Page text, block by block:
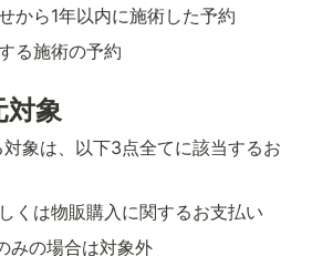
から1年以内に施術した予約
る施術の予約
対象
象は、以下3点全てに該当するお
くは物販購入に関するお支払い
みの場合は対象外